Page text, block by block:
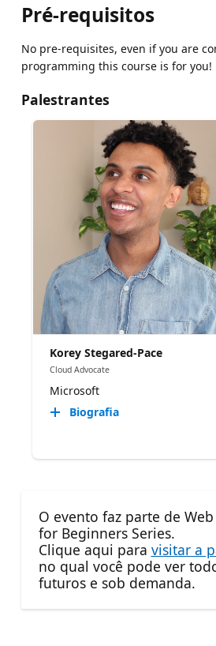
Pré-requisitos
No pre-requisites, even if you are
programming this course is for you!
Palestrantes
Korey Stegared-Pace
Cloud Advocate
Microsoft
Biografia
O evento faz parte de
for Beginners Series.
Clique aqui para visitar a
no qual você pode ver
futuros e sob demanda.